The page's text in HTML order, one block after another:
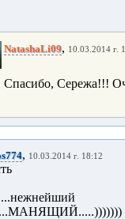
NatashaLi09, 10.03.2014 г.
Спасибо, Сережа!!!
, 10.03.2014 г. 18:12